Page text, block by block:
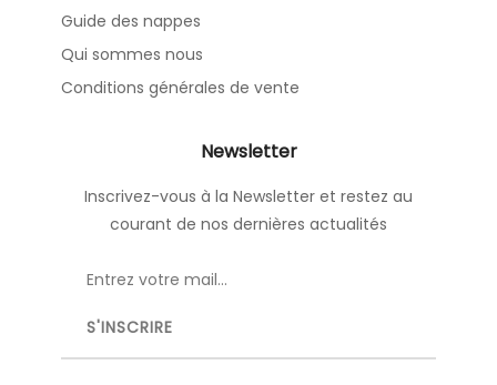
Guide des nappes
Qui sommes nous
Conditions générales de vente
Newsletter
Inscrivez-vous à la Newsletter et restez au
courant de nos dernières actualités